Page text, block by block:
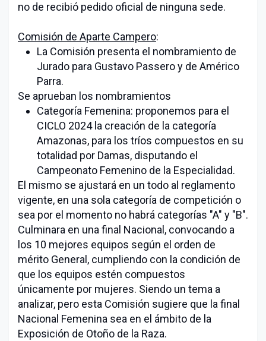
no de recibió pedido oficial de ninguna sede.
Comisión de Aparte Campero:
La Comisión presenta el nombramiento de
Jurado para Gustavo Passero y de Américo
Parra.
Se aprueban los nombramientos
Categoría Femenina: proponemos para el
CICLO 2024 la creación de la categoría
Amazonas, para los tríos compuestos en su
totalidad por Damas, disputando el
Campeonato Femenino de la Especialidad.
El mismo se ajustará en un todo al reglamento
vigente, en una sola categoría de competición o
sea por el momento no habrá categorías "A" y "B".
Culminara en una final Nacional, convocando a
los 10 mejores equipos según el orden de
mérito General, cumpliendo con la condición de
que los equipos estén compuestos
únicamente por mujeres. Siendo un tema a
analizar, pero esta Comisión sugiere que la final
Nacional Femenina sea en el ámbito de la
Exposición de Otoño de la Raza.